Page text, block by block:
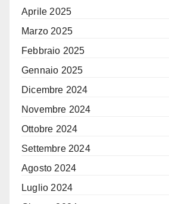
Aprile 2025
Marzo 2025
Febbraio 2025
Gennaio 2025
Dicembre 2024
Novembre 2024
Ottobre 2024
Settembre 2024
Agosto 2024
Luglio 2024